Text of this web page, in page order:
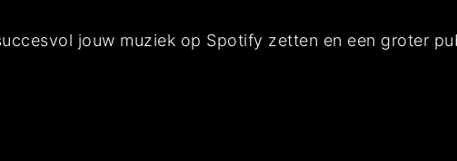
jouw muziek op Spotify zetten en een groter